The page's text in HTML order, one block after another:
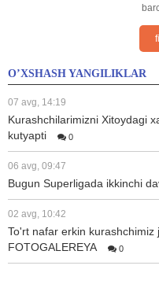
O’XSHASH YANGILIKLAR
07 avg, 14:19
Kurashchilarimizni Xitoydagi
kutyapti
0
06 avg, 09:47
Bugun Superligada ikkinchi
02 avg, 10:42
To'rt nafar erkin
FOTOGALEREYA
0